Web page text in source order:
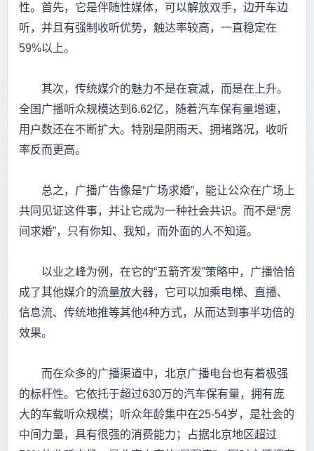
性。首先，它是伴随性媒体，可以解放双手，边开车边
听，并且有强制收听优势，触达率较高，一直稳定在
59%以上。
其次，传统媒介的魅力不是在衰减，而是在上升。
全国广播听众规模达到6.62亿，随着汽车保有量增速，
用户数还在不断扩大。特别是阴雨天、拥堵路况，收听
率反而更高。
总之，广播广告像是“广场求婚”，能让公众在广场上
共同见证这件事，并让它成为一种社会共识。而不是“房
间求婚”，只有你知、我知，而外面的人不知道。
以业之峰为例，在它的“五箭齐发”策略中，广播恰恰
成了其他媒介的流量放大器，它可以加乘电梯、直播、
信息流、传统地推等其他4种方式，从而达到事半功倍的
效果。
而在众多的广播渠道中，北京广播电台也有着极强
的标杆性。它依托于超过630万的汽车保有量，拥有庞
大的车载听众规模；听众年龄集中在25-54岁，是社会的
中间力量，具有很强的消费能力；占据北京地区超过